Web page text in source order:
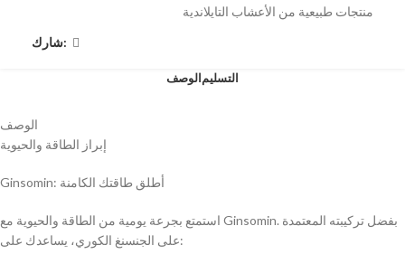
منتجات طبيعية من الأعشاب التايلاندية
شارك:
الوصفالتسليم
الوصف
إبراز الطاقة والحيوية
Ginsomin: أطلق طاقتك الكامنة
استمتع بجرعة يومية من الطاقة والحيوية مع Ginsomin. بفضل تركيبته المعتمدة
على الجنسنغ الكوري، يساعدك على: